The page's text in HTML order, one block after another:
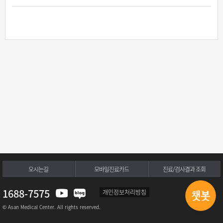
오시는길 모바일진료카드 진료/검사결과 조회
1688-7575 개인정보처리방침
© Asan Medical Center. All rights reserved.